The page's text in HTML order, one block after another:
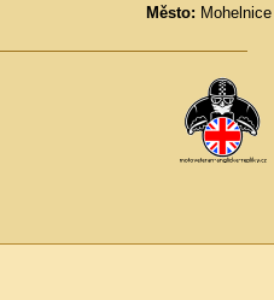
Město: Mohelnice